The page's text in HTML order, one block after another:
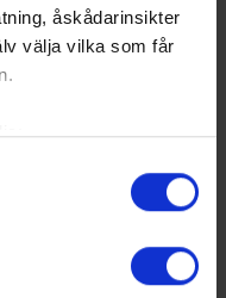
åskådarinsikter
välja vilka som får
upp till flera meter
uppgifter